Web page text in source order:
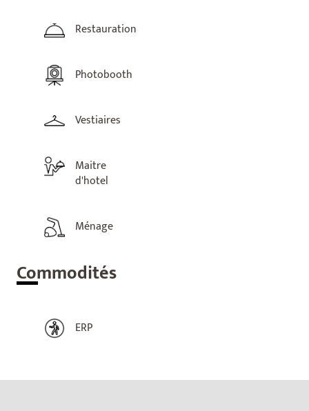
Restauration
Photobooth
Vestiaires
Maitre
d'hotel
Ménage
Commodités
ERP